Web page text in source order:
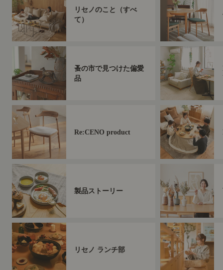
リセノのこと（すべ
て）
蚤の市で見つけた偏愛
品
Re:CENO product
製品ストーリー
リセノ ランチ部